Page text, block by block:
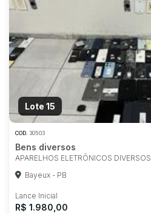
Lote 15
COD. 30503
Bens diversos
APARELHOS ELETRÔNICOS DIVERSOS
Bayeux - PB
Lance Inicial
R$ 1.980,00